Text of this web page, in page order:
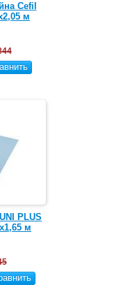
Cefil
м
PLUS
м